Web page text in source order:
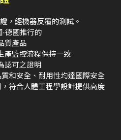
，經機器反覆的測試。
德國推行的
質產品
產監控流程保持一致
認可之證明
和安全、耐用性均達國際安全
符合人體工程學設計提供高度